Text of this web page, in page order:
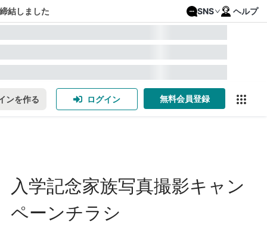
結しました SNS ヘルプ
ンを作る ログイン 無料会員登録
入学記念家族写真撮影キャン
ペーンチラシ